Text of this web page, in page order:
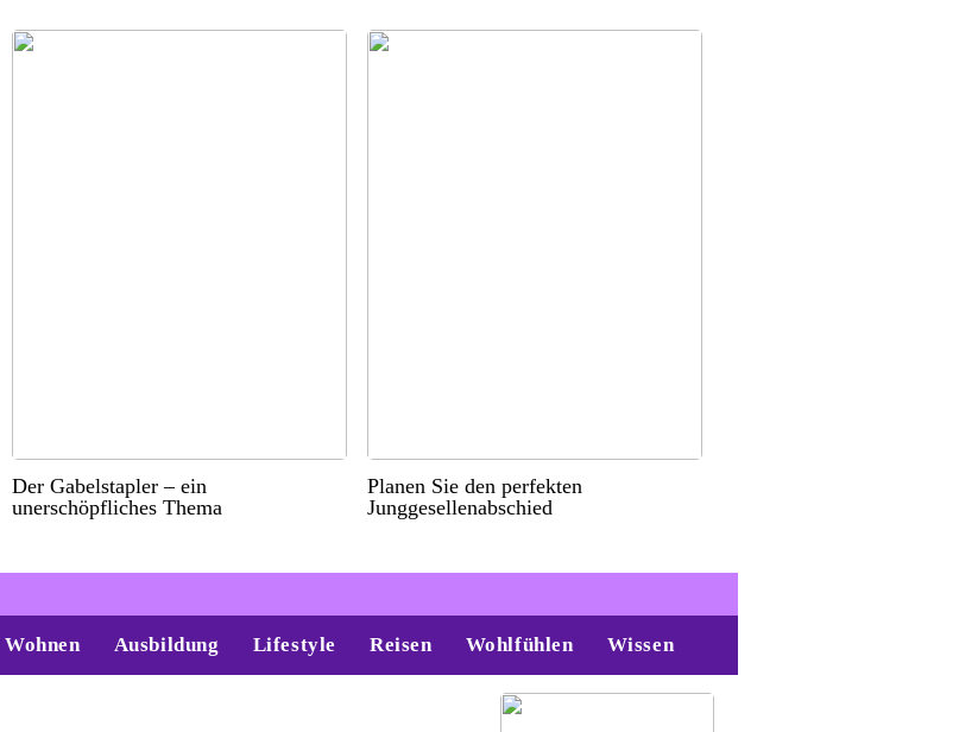
Der Gabelstapler – ein
unerschöpfliches Thema
Planen Sie den perfekten
Junggesellenabschied
Wohnen Ausbildung Lifestyle Reisen Wohlfühlen Wissen